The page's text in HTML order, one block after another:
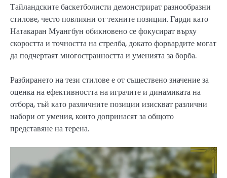
Тайландските баскетболисти демонстрират разнообразни
стилове, често повлияни от техните позиции. Гарди като
Натакаран Муангбун обикновено се фокусират върху
скоростта и точността на стрелба, докато форвардите могат
да подчертаят многостранността и уменията за борба.
Разбирането на тези стилове е от съществено значение за
оценка на ефективността на играчите и динамиката на
отбора, тъй като различните позиции изискват различни
набори от умения, които допринасят за общото
представяне на терена.